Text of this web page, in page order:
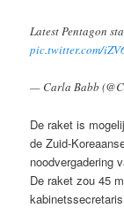
Latest Pentagon
pic.twitter.com/
— Carla Babb
De raket is
de Zuid-
noodvergadering
De raket zou 45